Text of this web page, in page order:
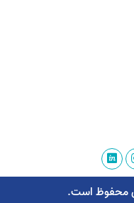
محفوظ است.